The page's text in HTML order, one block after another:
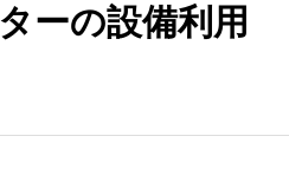
ーの設備利用